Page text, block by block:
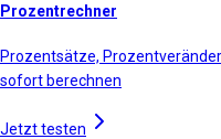
Prozentrechner
Prozentsätze,
sofort berechnen
Jetzt testen